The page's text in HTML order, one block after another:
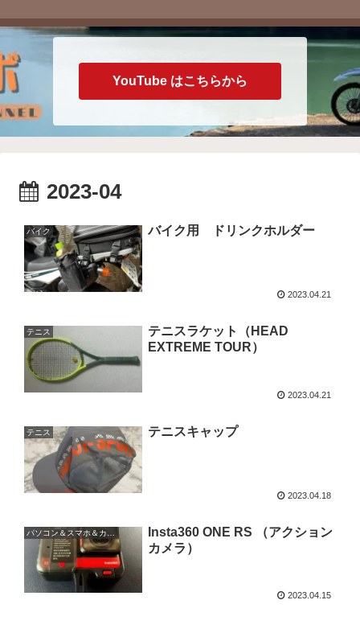
YouTube はこちらから
2023-04
バイク バイク用 ドリンクホルダー
2023.04.21
テニス
テニスラケット（HEAD
EXTREME TOUR）
2023.04.21
テニス テニスキャップ
2023.04.18
Insta360 ONE RS （アクション
カメラ）
2023.04.15